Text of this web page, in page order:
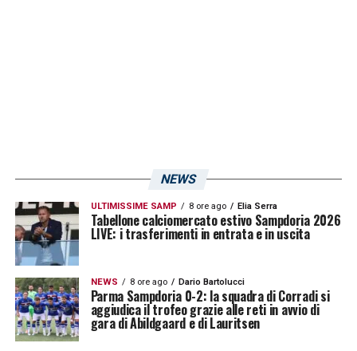
NEWS
ULTIMISSIME SAMP 8 ore ago Elia Serra
Tabellone calciomercato estivo Sampdoria 2026
LIVE: i trasferimenti in entrata e in uscita
NEWS 8 ore ago Dario Bartolucci
Parma Sampdoria 0-2: la squadra di Corradi si
aggiudica il trofeo grazie alle reti in avvio di
gara di Abildgaard e di Lauritsen